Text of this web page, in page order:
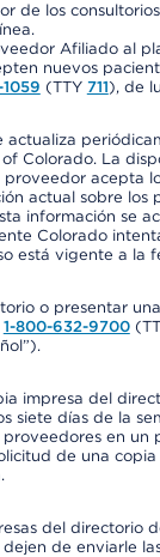
de los
Afiliado al
nuevos
(TTY 711), de
Colorado. La
acepta
actual sobre los
información se
Colorado
está vigente a la
o presentar
1-800-632-9700
impresa del
siete días de la
en un
de una
del directorio
de enviarle